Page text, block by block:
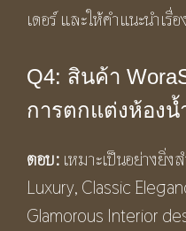
เดอร์ และให้คำแนะนำเรื่
Q4: สินค้า
การตกแต่งห้องน้
ตอบ: เหมาะเป็นอย่างยิ่
Luxury, Classic
Glamorous Interior